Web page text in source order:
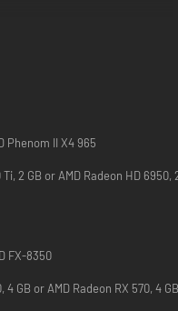
habilidades especiais e
as vulnerabilidades.
aleatórios e, por fim,
Phenom II X4 965
Ti, 2 GB or AMD Radeon HD
FX-8350
4 GB or AMD Radeon RX 570, 4